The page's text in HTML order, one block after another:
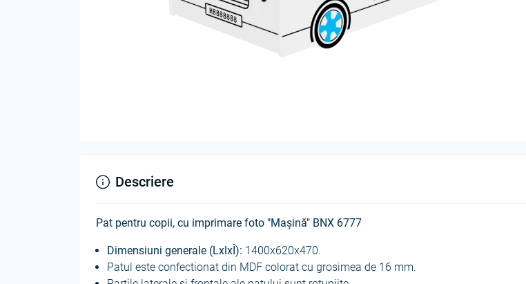
Descriere
Pat pentru copii, cu imprimare foto "Mașină" BNX 6777
Dimensiuni generale (LxlxÎ): 1400х620х470.
Patul este confectionat din MDF colorat cu grosimea de 16 mm.